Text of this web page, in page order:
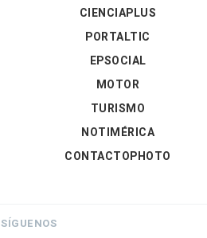
CIENCIAPLUS
PORTALTIC
EPSOCIAL
MOTOR
TURISMO
NOTIMÉRICA
CONTACTOPHOTO
SÍGUENOS